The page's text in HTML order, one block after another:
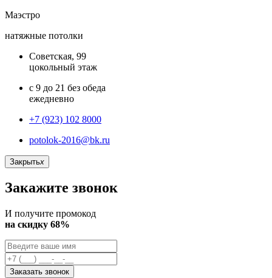
Маэстро
натяжные потолки
Советская, 99
цокольный этаж
с 9 до 21 без обеда
ежедневно
+7 (923) 102 8000
potolok-2016@bk.ru
Закрытьx
Закажите звонок
И получите промокод
на скидку 68%
Заказать звонок